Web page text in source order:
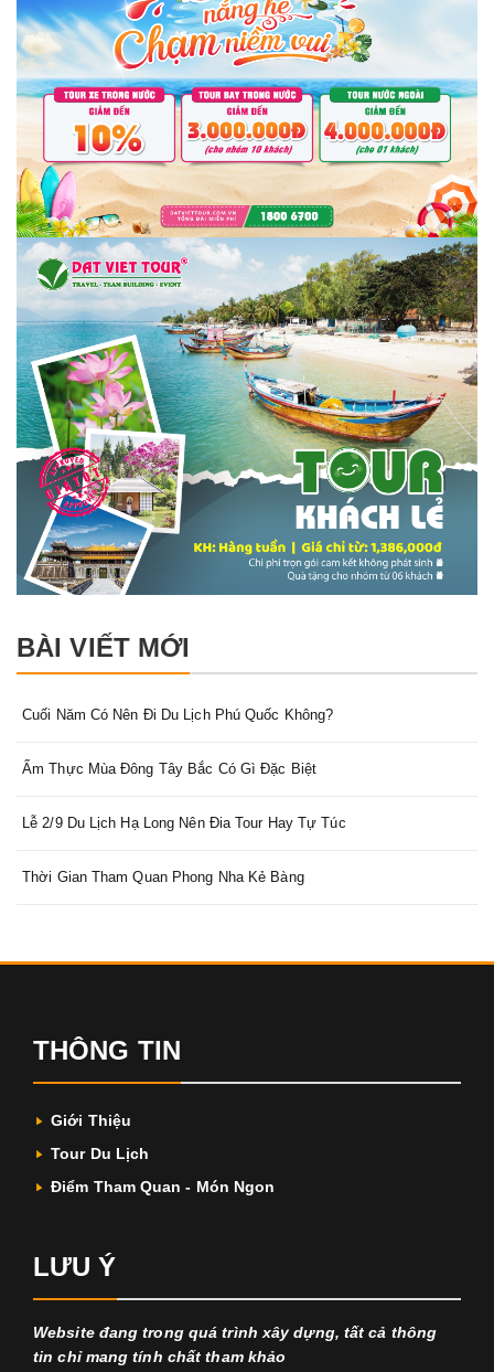
BÀI VIẾT MỚI
Cuối Năm Có Nên Đi Du Lịch Phú Quốc Không?
Ẩm Thực Mùa Đông Tây Bắc Có Gì Đặc Biệt
Lễ 2/9 Du Lịch Hạ Long Nên Đia Tour Hay Tự Túc
Thời Gian Tham Quan Phong Nha Kẻ Bàng
THÔNG TIN
Giới Thiệu
Tour Du Lịch
Điểm Tham Quan - Món Ngon
LƯU Ý
Website đang trong quá trình xây dựng, tất cả thông
tin chỉ mang tính chất tham khảo